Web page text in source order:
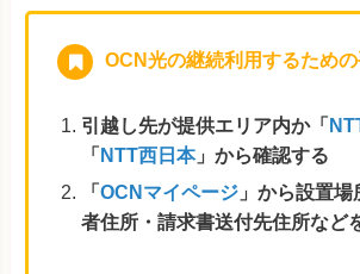
OCN光の継続利用するため
引越し先が提供エリア内か「
「 NTT西日本」から確認する
「 OCNマイページ 」から設置
者住所・請求書送付先住所など